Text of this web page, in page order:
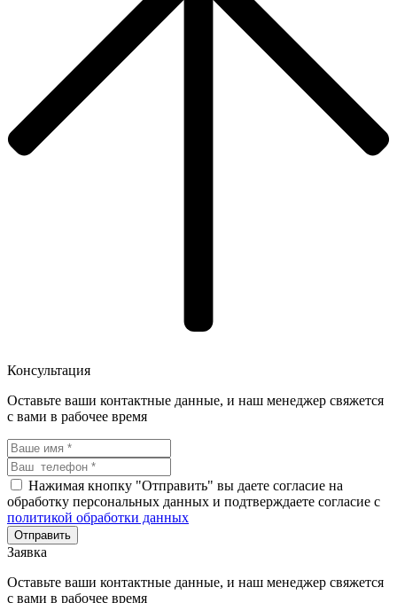
Консультация
Оставьте ваши контактные данные, и наш менеджер свяжется
с вами в рабочее время
Нажимая кнопку "Отправить" вы даете согласие на
обработку персональных данных и подтверждаете согласие с
политикой обработки данных
Заявка
Оставьте ваши контактные данные, и наш менеджер свяжется
с вами в рабочее время